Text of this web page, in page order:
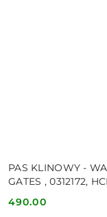
PAS KLINOWY -
GATES , 0312172,
Cena:
490.00